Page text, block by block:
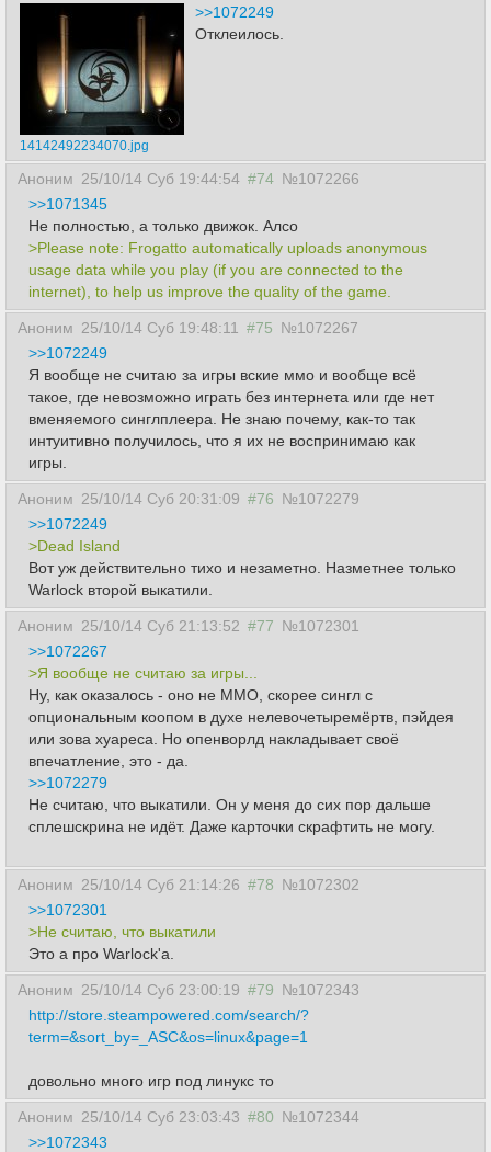
14142492234070.jpg
>>1072249
Отклеилось.
Аноним 25/10/14 Суб 19:44:54 #74 №1072266
>>1071345
Не полностью, а только движок. Алсо
>Please note: Frogatto automatically uploads anonymous
usage data while you play (if you are connected to the
internet), to help us improve the quality of the game.
Аноним 25/10/14 Суб 19:48:11 #75 №1072267
>>1072249
Я вообще не считаю за игры вские ммо и вообще всё
такое, где невозможно играть без интернета или где нет
вменяемого синглплеера. Не знаю почему, как-то так
интуитивно получилось, что я их не воспринимаю как
игры.
Аноним 25/10/14 Суб 20:31:09 #76 №1072279
>>1072249
>Dead Island
Вот уж действительно тихо и незаметно. Назметнее только
Warlock второй выкатили.
Аноним 25/10/14 Суб 21:13:52 #77 №1072301
>>1072267
>Я вообще не считаю за игры...
Ну, как оказалось - оно не MMO, скорее сингл с
опциональным коопом в духе нелевочетыремёртв, пэйдея
или зова хуареса. Но опенворлд накладывает своё
впечатление, это - да.
>>1072279
Не считаю, что выкатили. Он у меня до сих пор дальше
сплешскрина не идёт. Даже карточки скрафтить не могу.
Аноним 25/10/14 Суб 21:14:26 #78 №1072302
>>1072301
>Не считаю, что выкатили
Это а про Warlock'а.
Аноним 25/10/14 Суб 23:00:19 #79 №1072343
http://store.steampowered.com/search/?
term=&sort_by=_ASC&os=linux&page=1
довольно много игр под линукс то
Аноним 25/10/14 Суб 23:03:43 #80 №1072344
>>1072343